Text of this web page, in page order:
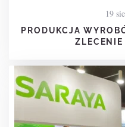
19
PRODUKCJA